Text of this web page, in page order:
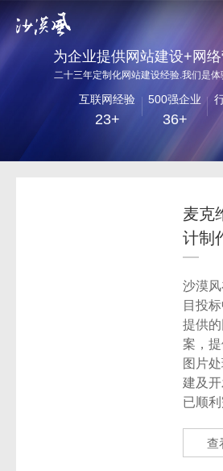
为企业提供网站建设+网
二十三年定制化网站建设经验.我们是
互联网经验
23+
500强企业
36+
麦克
计制
沙漠
目投
提供
案，
图片
建及
已顺
查